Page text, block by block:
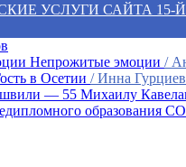
УСЛУГИ САЙТА 15-
Непрожитые эмоции /
в Осетии / Инна
Михаилу